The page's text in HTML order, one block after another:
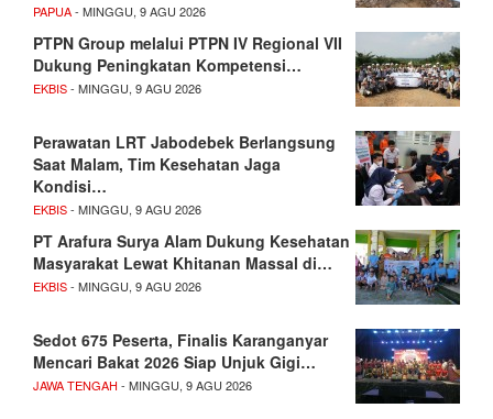
PAPUA- MINGGU, 9 AGU 2026
PTPN Group melalui PTPN IV Regional VII
Dukung Peningkatan Kompetensi…
EKBIS- MINGGU, 9 AGU 2026
Perawatan LRT Jabodebek Berlangsung
Saat Malam, Tim Kesehatan Jaga
Kondisi…
EKBIS- MINGGU, 9 AGU 2026
PT Arafura Surya Alam Dukung Kesehatan
Masyarakat Lewat Khitanan Massal di…
EKBIS- MINGGU, 9 AGU 2026
Sedot 675 Peserta, Finalis Karanganyar
Mencari Bakat 2026 Siap Unjuk Gigi…
JAWA TENGAH - MINGGU, 9 AGU 2026